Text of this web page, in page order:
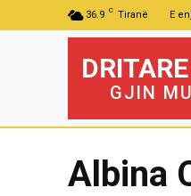
36.9 C Tiranë E
GJIN
Albina